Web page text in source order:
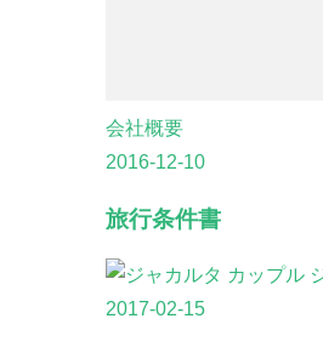
会社概要
2016-12-10
旅行条件書
2017-02-15